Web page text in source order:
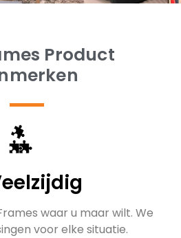
Product
waar u maar wilt. We
voor elke situatie.